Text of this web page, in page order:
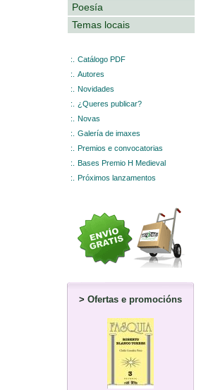
Poesía
Temas locais
:.
Catálogo PDF
:.
Autores
:.
Novidades
:.
¿Queres publicar?
:.
Novas
:.
Galería de imaxes
:.
Premios e convocatorias
:.
Bases Premio H Medieval
:.
Próximos lanzamentos
> Ofertas e promocións